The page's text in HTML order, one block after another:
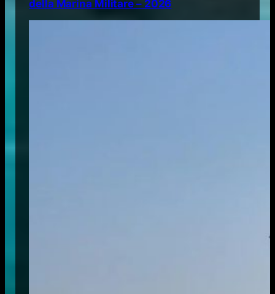
della Marina Militare – 2026